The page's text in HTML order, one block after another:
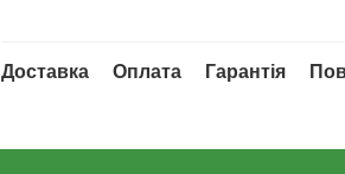
Доставка Оплата Гарантія